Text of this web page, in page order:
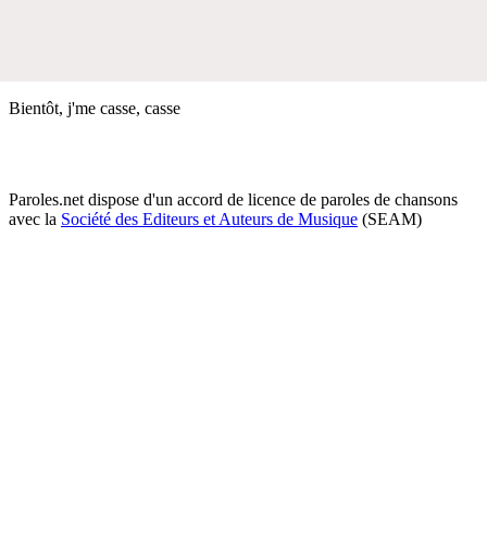
Bientôt, j'me casse, casse
Paroles.net dispose d'un accord de licence de paroles de chansons
avec la Société des Editeurs et Auteurs de Musique (SEAM)